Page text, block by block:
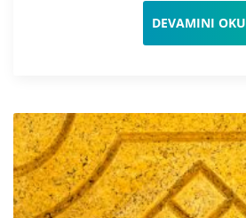
DEVAMINI OKU